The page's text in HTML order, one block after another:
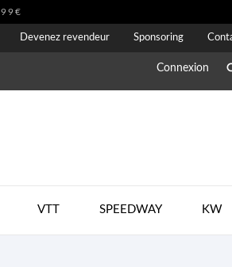
99€
Devenez revendeur Sponsoring
Connexion
VTT SPEEDWAY KW